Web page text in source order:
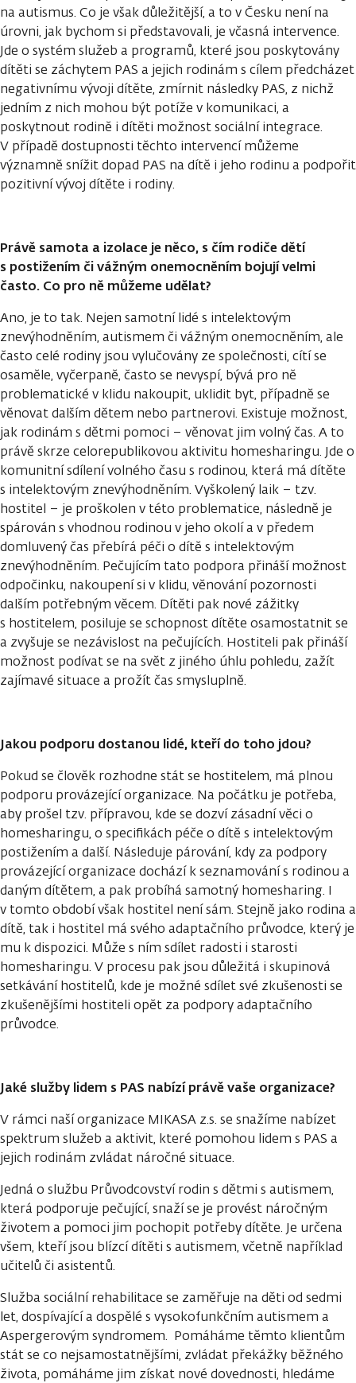
na autismus. Co je však důležitější, a to v Česku není na
úrovni, jak bychom si představovali, je včasná intervence.
Jde o systém služeb a programů, které jsou poskytovány
dítěti se záchytem PAS a jejich rodinám s cílem předcházet
negativnímu vývoji dítěte, zmírnit následky PAS, z nichž
jedním z nich mohou být potíže v komunikaci, a
poskytnout rodině i dítěti možnost sociální integrace.
V případě dostupnosti těchto intervencí můžeme
významně snížit dopad PAS na dítě i jeho rodinu a podpořit
pozitivní vývoj dítěte i rodiny.
Právě samota a izolace je něco, s čím rodiče dětí
s postižením či vážným onemocněním bojují velmi
často. Co pro ně můžeme udělat?
Ano, je to tak. Nejen samotní lidé s intelektovým
znevýhodněním, autismem či vážným onemocněním, ale
často celé rodiny jsou vylučovány ze společnosti, cítí se
osaměle, vyčerpaně, často se nevyspí, bývá pro ně
problematické v klidu nakoupit, uklidit byt, případně se
věnovat dalším dětem nebo partnerovi. Existuje možnost,
jak rodinám s dětmi pomoci – věnovat jim volný čas. A to
právě skrze celorepublikovou aktivitu homesharingu. Jde o
komunitní sdílení volného času s rodinou, která má dítěte
s intelektovým znevýhodněním. Vyškolený laik – tzv.
hostitel – je proškolen v této problematice, následně je
spárován s vhodnou rodinou v jeho okolí a v předem
domluvený čas přebírá péči o dítě s intelektovým
znevýhodněním. Pečujícím tato podpora přináší možnost
odpočinku, nakoupení si v klidu, věnování pozornosti
dalším potřebným věcem. Dítěti pak nové zážitky
s hostitelem, posiluje se schopnost dítěte osamostatnit se
a zvyšuje se nezávislost na pečujících. Hostiteli pak přináší
možnost podívat se na svět z jiného úhlu pohledu, zažít
zajímavé situace a prožít čas smysluplně.
Jakou podporu dostanou lidé, kteří do toho jdou?
Pokud se člověk rozhodne stát se hostitelem, má plnou
podporu provázející organizace. Na počátku je potřeba,
aby prošel tzv. přípravou, kde se dozví zásadní věci o
homesharingu, o specifikách péče o dítě s intelektovým
postižením a další. Následuje párování, kdy za podpory
provázející organizace dochází k seznamování s rodinou a
daným dítětem, a pak probíhá samotný homesharing. I
v tomto období však hostitel není sám. Stejně jako rodina a
dítě, tak i hostitel má svého adaptačního průvodce, který je
mu k dispozici. Může s ním sdílet radosti i starosti
homesharingu. V procesu pak jsou důležitá i skupinová
setkávání hostitelů, kde je možné sdílet své zkušenosti se
zkušenějšími hostiteli opět za podpory adaptačního
průvodce.
Jaké služby lidem s PAS nabízí právě vaše organizace?
V rámci naší organizace MIKASA z.s. se snažíme nabízet
spektrum služeb a aktivit, které pomohou lidem s PAS a
jejich rodinám zvládat náročné situace.
Jedná o službu Průvodcovství rodin s dětmi s autismem,
která podporuje pečující, snaží se je provést náročným
životem a pomoci jim pochopit potřeby dítěte. Je určena
všem, kteří jsou blízcí dítěti s autismem, včetně například
učitelů či asistentů.
Služba sociální rehabilitace se zaměřuje na děti od sedmi
let, dospívající a dospělé s vysokofunkčním autismem a
Aspergerovým syndromem. Pomáháme těmto klientům
stát se co nejsamostatnějšími, zvládat překážky běžného
života, pomáháme jim získat nové dovednosti, hledáme